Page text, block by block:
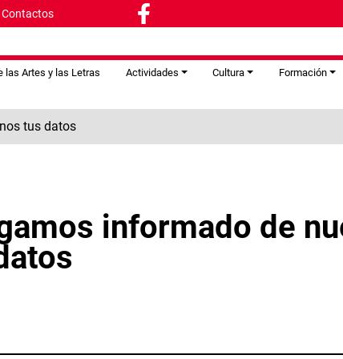
Contactos
las Artes y las Letras Actividades Cultura Formación
tus datos
informado de